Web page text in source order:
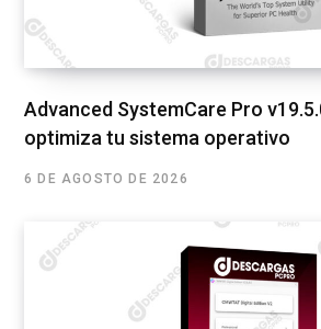
Advanced SystemCare Pro
optimiza tu sistema operativo
6 DE AGOSTO DE 2026